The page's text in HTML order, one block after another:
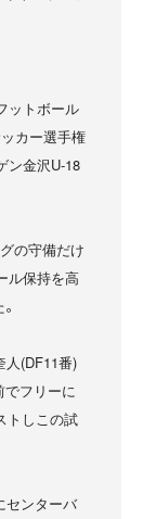
ットボール
カー選手権
ン金沢U-18
の守備だけ
ル保持を高
人(DF11番)
フリーに
トしこの試
センターバ